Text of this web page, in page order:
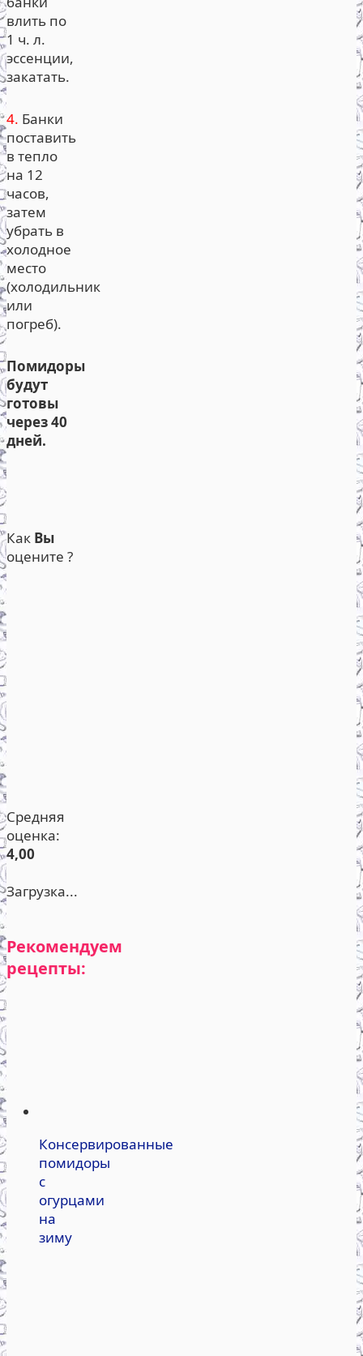
влить по
1 ч. л.
эссенции,
закатать.
4. Банки
поставить
в тепло
на 12
часов,
затем
убрать в
холодное
место
(холодильник
или
погреб).
Помидоры
будут
готовы
через 40
дней.
Как Вы
оцените ?
Средняя
оценка:
4,00
Загрузка...
Рекомендуем
рецепты:
Консервированные
помидоры
с
огурцами
на
зиму